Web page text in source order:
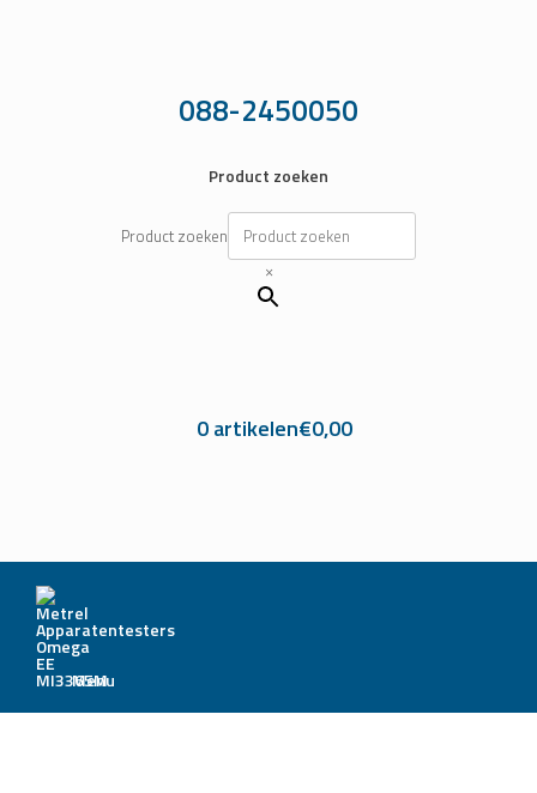
088-2450050
Product zoeken
Product zoeken
×
0 artikelen€0,00
Menu